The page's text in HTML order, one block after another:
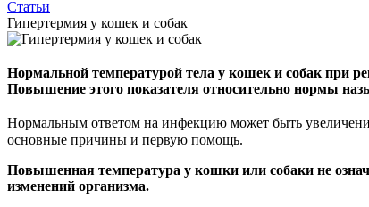
Статьи
Гипертермия у кошек и собак
Нормальной температурой тела у кошек и собак при
Повышение этого показателя относительно нормы
Нормальным ответом на инфекцию может быть
основные причины и первую помощь.
Повышенная температура у кошки или собаки не
изменений организма.